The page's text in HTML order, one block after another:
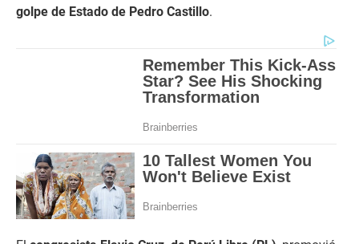
golpe de Estado de Pedro Castillo.